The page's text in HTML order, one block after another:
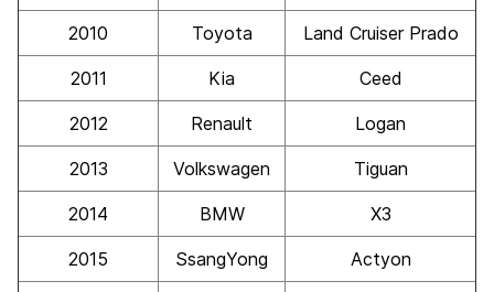
2010 Toyota Land Cruiser Prado
2011 Kia Ceed
2012 Renault Logan
2013 Volkswagen Tiguan
2014 BMW X3
2015 SsangYong Actyon